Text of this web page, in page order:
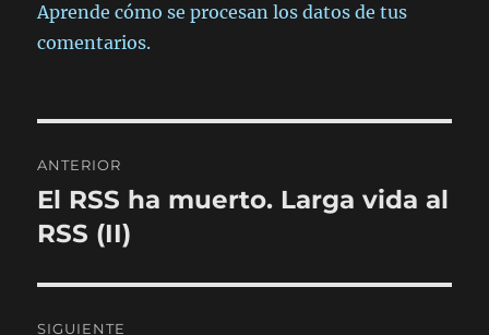
Aprende cómo se procesan los datos de tus
comentarios.
de
entradas
ANTERIOR
Entrada
anterior:
El RSS ha muerto. Larga vida al
RSS (II)
SIGUIENTE